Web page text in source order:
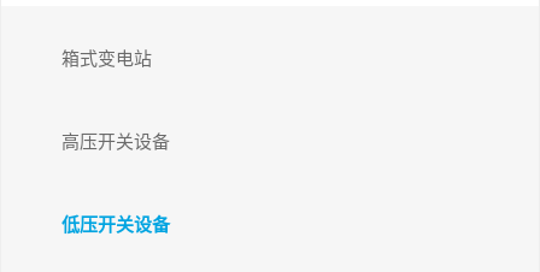
箱式变电站
高压开关设备
低压开关设备